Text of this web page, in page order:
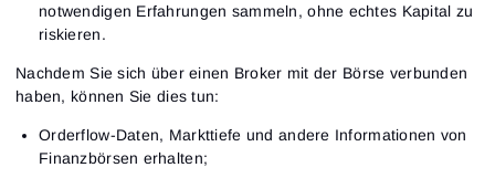
notwendigen Erfahrungen sammeln, ohne echtes Kapital zu
riskieren.
Nachdem Sie sich über einen Broker mit der Börse verbunden
haben, können Sie dies tun:
Orderflow-Daten, Markttiefe und andere Informationen von
Finanzbörsen erhalten;